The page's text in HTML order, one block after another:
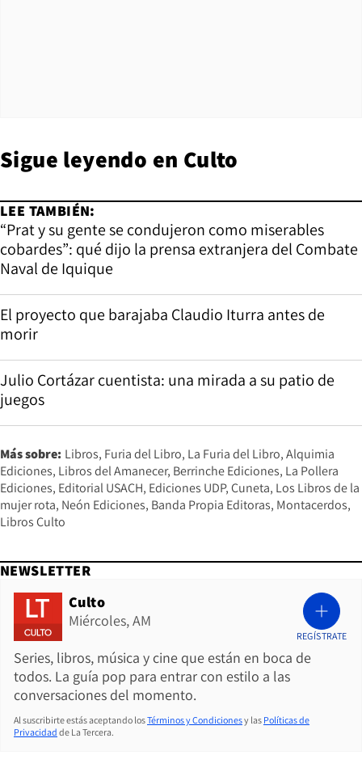
Sigue leyendo en Culto
LEE TAMBIÉN:
“Prat y su gente se condujeron como miserables
cobardes”: qué dijo la prensa extranjera del Combate
Naval de Iquique
El proyecto que barajaba Claudio Iturra antes de
morir
Julio Cortázar cuentista: una mirada a su patio de
juegos
Más sobre: Libros Furia del Libro La Furia del Libro Alquimia
Ediciones Libros del Amanecer Berrinche Ediciones La Pollera
Ediciones Editorial USACH Ediciones UDP Cuneta Los Libros de la
mujer rota Neón Ediciones Banda Propia Editoras Montacerdos
Libros Culto
NEWSLETTER
Culto
Miércoles, AM
Series, libros, música y cine que están en boca de
todos. La guía pop para entrar con estilo a las
conversaciones del momento.
REGÍSTRATE
Al suscribirte estás aceptando losTérminos y Condicionesy las Políticas de
Privacidad de La Tercera.